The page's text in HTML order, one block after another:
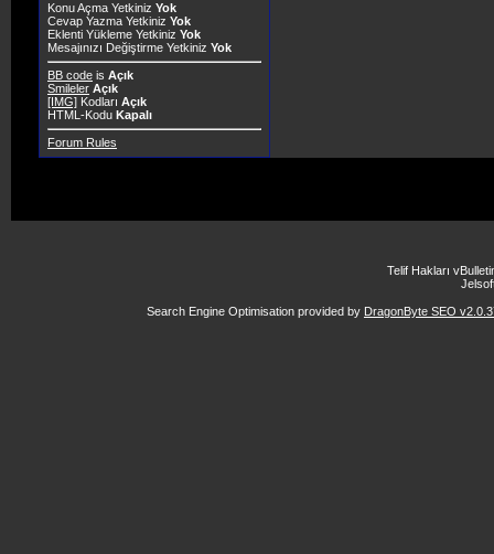
Konu Açma Yetkiniz Yok
Cevap Yazma Yetkiniz Yok
Eklenti Yükleme Yetkiniz Yok
Mesajınızı Değiştirme Yetkiniz Yok
BB code is Açık
Smileler Açık
[IMG] Kodları Açık
HTML-Kodu Kapalı
Forum Rules
Telif Hakları
Search Engine Optimisation provided by DragonByte SEO